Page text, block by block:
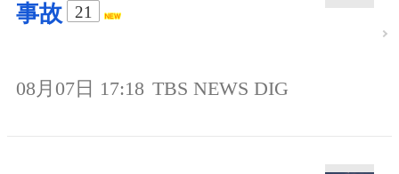
事故
21
08月07日 17:18 TBS NEWS DIG